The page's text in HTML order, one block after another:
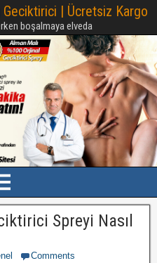
| Ücretsiz Kargo
boşalmaya elveda
Spreyi Nasıl
Comments